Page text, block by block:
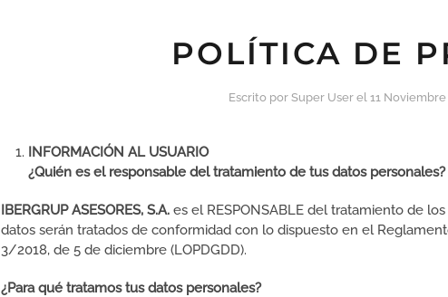
POLÍTICA DE
Escrito por Super User el 11 Noviembre
INFORMACIÓN AL USUARIO
¿Quién es el responsable del tratamiento de tus datos personales?
IBERGRUP ASESORES, S.A. es el RESPONSABLE del tratamiento de
datos serán tratados de conformidad con lo dispuesto en el
3/2018, de 5 de diciembre (LOPDGDD).
¿Para qué tratamos tus datos personales?